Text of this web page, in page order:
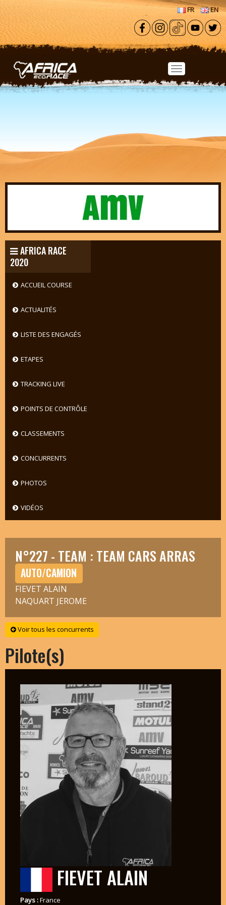
Aller au contenu principal
FR EN
AFRICA RACE
2020
ACCUEIL COURSE
ACTUALITÉS
LISTE DES ENGAGÉS
ETAPES
TRACKING LIVE
POINTS DE CONTRÔLE
CLASSEMENTS
CONCURRENTS
PHOTOS
VIDÉOS
N°227 - TEAM : TEAM CARS ARRAS
AUTO/CAMION
FIEVET ALAIN
NAQUART JEROME
Voir tous les concurrents
Pilote(s)
FIEVET ALAIN
Pays :France